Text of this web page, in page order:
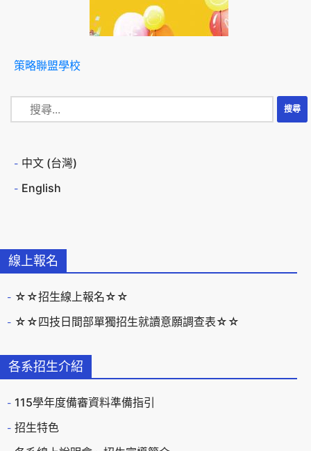
線上報名
☆☆招生線上報名☆☆
☆☆四技日間部單獨招生就讀意願調查表☆☆
各系招生介紹
115學年度備審資料準備指引
招生特色
策略聯盟學校
中文 (台灣)
English